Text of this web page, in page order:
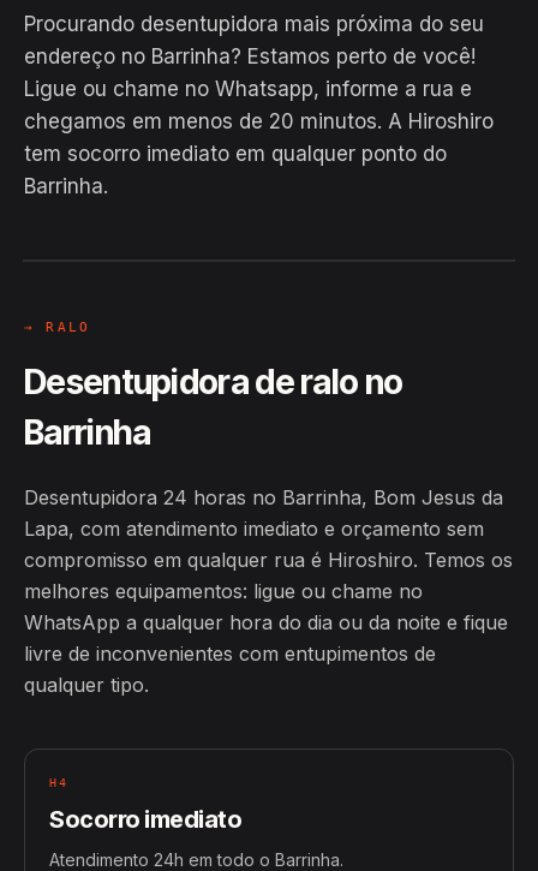
Procurando desentupidora mais próxima do seu
endereço no Barrinha? Estamos perto de você!
Ligue ou chame no Whatsapp, informe a rua e
chegamos em menos de 20 minutos. A Hiroshiro
tem socorro imediato em qualquer ponto do
Barrinha.
Hiroshiro · Barrinha, Bom Jesus da
→ RALO
Desentupidora de ralo no
Barrinha
Desentupidora 24 horas no Barrinha, Bom Jesus da
Lapa, com atendimento imediato e orçamento sem
compromisso em qualquer rua é Hiroshiro. Temos os
melhores equipamentos: ligue ou chame no
WhatsApp a qualquer hora do dia ou da noite e fique
livre de inconvenientes com entupimentos de
qualquer tipo.
H4
Socorro imediato
Atendimento 24h em todo o Barrinha.